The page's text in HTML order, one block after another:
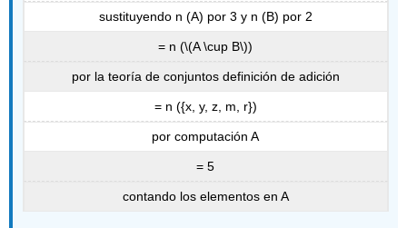
sustituyendo n (A) por 3 y n (B) por 2
= n (\(A \cup B\))
por la teoría de conjuntos definición de adición
= n ({x, y, z, m, r})
por computación A
= 5
contando los elementos en A